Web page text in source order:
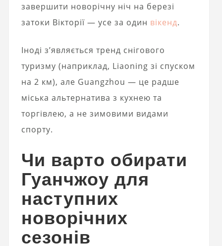
завершити новорічну ніч на березі
затоки Вікторії — усе за один вікенд.
Іноді з’являється тренд снігового
туризму (наприклад, Liaoning зі спуском
на 2 км), але Guangzhou — це радше
міська альтернатива з кухнею та
торгівлею, а не зимовими видами
спорту.
Чи варто обирати
Гуанчжоу для
наступних
новорічних
сезонів